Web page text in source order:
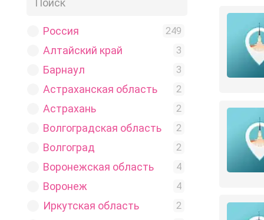
Мода 2
Музыка 3
Недвижимость 2
Новости 12
Обмен 1
Общение 34
Объявления 18
Одежда 3
Питание 4
Подработка 5
Россия 249
Алтайский край 3
Барнаул 3
Астраханская область 2
Астрахань 2
Волгоградская область 2
Волгоград 2
Воронежская область 4
Воронеж 4
Иркутская область 2